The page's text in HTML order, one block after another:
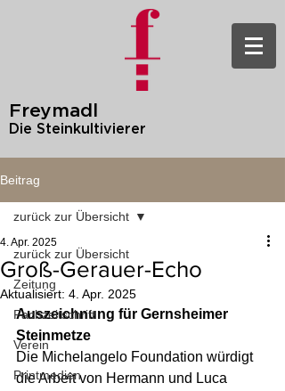
Freymadl
Die Steinkultivierer
Beitrag
zurück zur Übersicht
Zeitung
Fachzeitschrift
Verein
Printmedien
zurück zur Übersicht
Groß-Gerauer-Echo
4. Apr. 2025
Aktualisiert: 4. Apr. 2025
Auszeichnung für Gernsheimer
Steinmetze
Die Michelangelo Foundation würdigt
die Arbeit von Hermann und Luca